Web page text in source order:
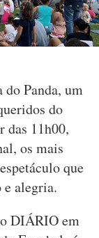
do Panda, um
do
das 11h00,
os mais
que
e alegria.
DIÁRIO em